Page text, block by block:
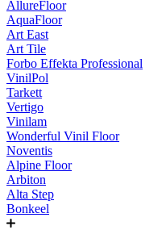
AllureFloor
AquaFloor
Art East
Art Tile
Forbo Effekta Professional
VinilPol
Tarkett
Vertigo
Vinilam
Wonderful Vinil Floor
Noventis
Alpine Floor
Arbiton
Alta Step
Bonkeel